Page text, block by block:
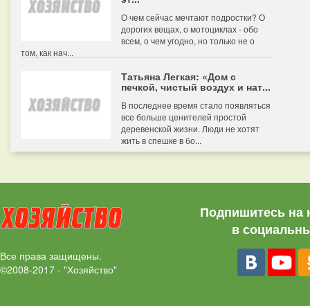
О чем сейчас мечтают подростки? О
дорогих вещах, о мотоциклах - обо
всем, о чем угодно, но только не о
том, как нач...
Татьяна Легкая: «Дом с
печкой, чистый воздух и нат...
В последнее время стало появляться
все больше ценителей простой
деревенской жизни. Люди не хотят
жить в спешке в бо...
Все права защищены.
©2008-2017 - "Хозяйство"
Подпишитесь на
в